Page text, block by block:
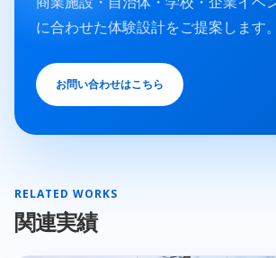
に合わせた体験設計をご提案します。
お問い合わせはこちら
RELATED WORKS
関連実績